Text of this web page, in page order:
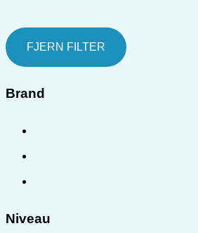
FJERN FILTER
Brand
Niveau